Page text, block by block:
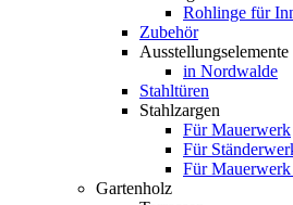
Rohlinge für
Zubehör
Ausstellungselemente
in Nordwalde
Stahltüren
Stahlzargen
Für Mauerwerk
Für
Für
Gartenholz